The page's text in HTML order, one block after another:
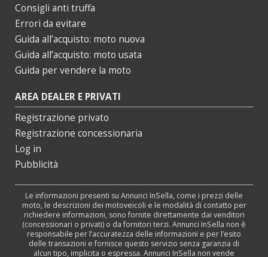
Consigli anti truffa
Errori da evitare
Guida all’acquisto: moto nuova
Guida all’acquisto: moto usata
Guida per vendere la moto
AREA DEALER E PRIVATI
Registrazione privato
Registrazione concessionaria
Log in
Pubblicità
Le informazioni presenti su Annunci InSella, come i prezzi delle
moto, le descrizioni dei motoveicoli e le modalità di contatto per
richiedere informazioni, sono fornite direttamente dai venditori
(concessionari o privati) o da fornitori terzi. Annunci InSella non è
responsabile per l’accuratezza delle informazioni e per l’esito
delle transazioni e fornisce questo servizio senza garanzia di
alcun tipo, implicita o espressa. Annunci InSella non vende